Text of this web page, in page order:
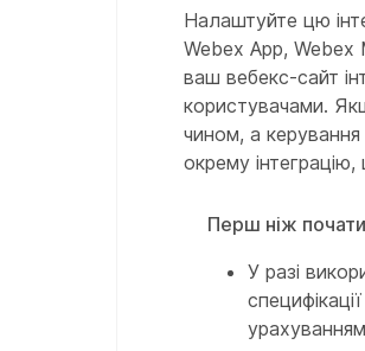
Налаштуйте цю
Webex App, Webex
ваш вебекс-сайт
користувачами.
чином, а
окрему
Перш ніж почати
У разі